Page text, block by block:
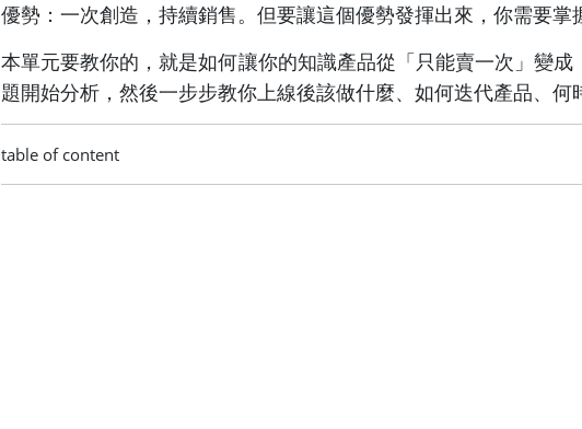
優勢：一次創造，持續銷售。但要讓這個優勢發揮出來，你需要掌
本單元要教你的，就是如何讓你的知識產品從「只能賣一次」變
題開始分析，然後一步步教你上線後該做什麼、如何迭代產品、何
table of content